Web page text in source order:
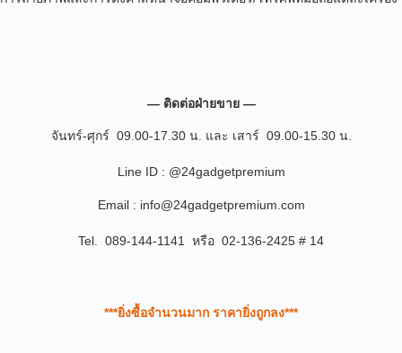
— ติดต่อฝ่ายขาย —
จันทร์-ศุกร์ 09.00-17.30 น. และ เสาร์ 09.00-15.30 น.
Line ID : @24gadgetpremium
Email : info@24gadgetpremium.com
Tel. 089-144-1141 หรือ 02-136-2425 # 14
***ยิ่งซื้อจำนวนมาก ราคายิ่งถูกลง***